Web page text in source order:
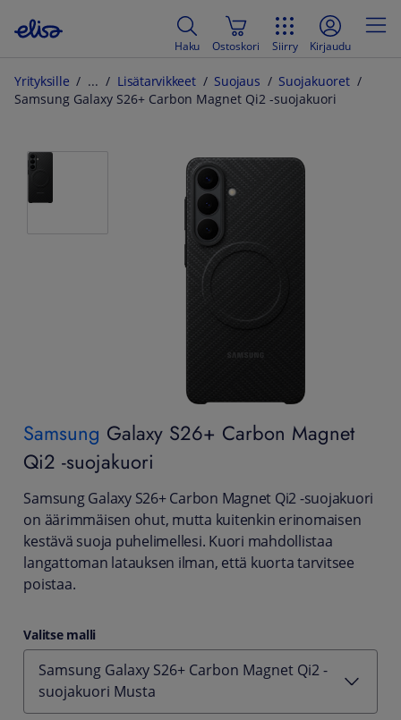
Haku Ostoskori Siirry Kirjaudu
Yrityksille Lisätarvikkeet Suojaus
Suojakuoret
Samsung Galaxy S26+ Carbon Magnet Qi2 -suojakuori
Samsung Galaxy S26+ Carbon Magnet
Qi2 -suojakuori
Samsung Galaxy S26+ Carbon Magnet Qi2 -suojakuori
on äärimmäisen ohut, mutta kuitenkin erinomaisen
kestävä suoja puhelimellesi. Kuori mahdollistaa
langattoman latauksen ilman, että kuorta tarvitsee
poistaa.
Valitse malli
Samsung Galaxy S26+ Carbon Magnet Qi2 -
suojakuori Musta